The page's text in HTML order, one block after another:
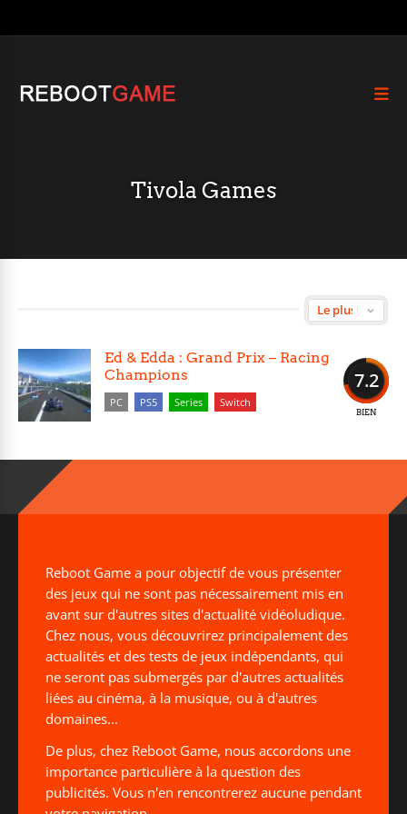
Tivola Games
7.2
BIEN
Ed & Edda : Grand Prix – Racing
Champions
PC PS5 Series Switch
Reboot Game a pour objectif de vous présenter
des jeux qui ne sont pas nécessairement mis en
avant sur d'autres sites d'actualité vidéoludique.
Chez nous, vous découvrirez principalement des
actualités et des tests de jeux indépendants, qui
ne seront pas submergés par d'autres actualités
liées au cinéma, à la musique, ou à d'autres
domaines...
De plus, chez Reboot Game, nous accordons une
importance particulière à la question des
publicités. Vous n'en rencontrerez aucune pendant